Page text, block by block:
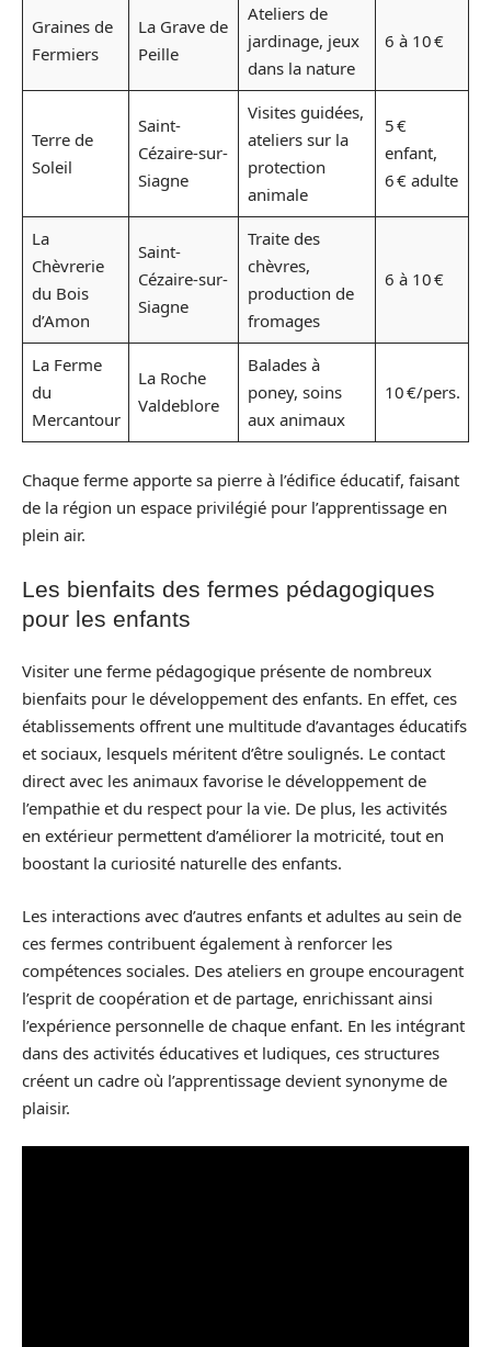
Graines de
Fermiers
La Grave de
Peille
Ateliers de
jardinage, jeux
dans la nature
6 à 10 €
Terre de
Soleil
Saint-
Cézaire-sur-
Siagne
Visites guidées,
ateliers sur la
protection
animale
5 €
enfant,
6 € adulte
La
Chèvrerie
du Bois
d’Amon
Saint-
Cézaire-sur-
Siagne
Traite des
chèvres,
production de
fromages
6 à 10 €
La Ferme
du
Mercantour
La Roche
Valdeblore
Balades à
poney, soins
aux animaux
10 €/pers.
Chaque ferme apporte sa pierre à l’édifice éducatif, faisant
de la région un espace privilégié pour l’apprentissage en
plein air.
Les bienfaits des fermes pédagogiques
pour les enfants
Visiter une ferme pédagogique présente de nombreux
bienfaits pour le développement des enfants. En effet, ces
établissements offrent une multitude d’avantages éducatifs
et sociaux, lesquels méritent d’être soulignés. Le contact
direct avec les animaux favorise le développement de
l’empathie et du respect pour la vie. De plus, les activités
en extérieur permettent d’améliorer la motricité, tout en
boostant la curiosité naturelle des enfants.
Les interactions avec d’autres enfants et adultes au sein de
ces fermes contribuent également à renforcer les
compétences sociales. Des ateliers en groupe encouragent
l’esprit de coopération et de partage, enrichissant ainsi
l’expérience personnelle de chaque enfant. En les intégrant
dans des activités éducatives et ludiques, ces structures
créent un cadre où l’apprentissage devient synonyme de
plaisir.